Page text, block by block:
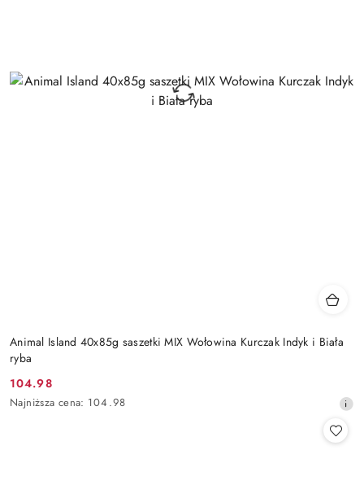
Animal Island 40x85g saszetki MIX Wołowina Kurczak Indyk i Biała
ryba
Cena
promocyjna:
104.98
Najniższa
Najniższa cena: 104.98